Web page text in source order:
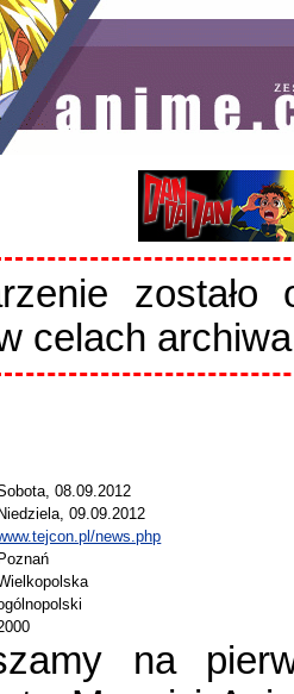
zostało
celach
08.09.2012
Niedziela, 09.09.2012
news.php
Poznań
na